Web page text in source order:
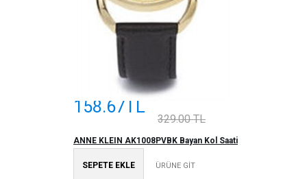
158.67TL
329.00 TL
ANNE KLEIN AK1008PVBK Bayan Kol Saati
SEPETE EKLE ÜRÜNE GİT